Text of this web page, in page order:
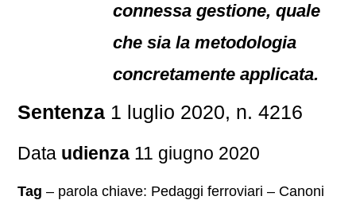
connessa gestione, quale
che sia la metodologia
concretamente applicata.
Sentenza 1 luglio 2020, n. 4216
Data udienza 11 giugno 2020
Tag – parola chiave: Pedaggi ferroviari – Canoni